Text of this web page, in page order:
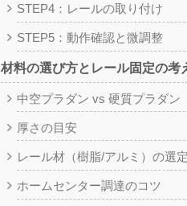
STEP4：レールの取り付け
STEP5：動作確認と微調整
材料の選び方とレール固定の考
中空プラダン vs 硬質プラダン
厚さの目安
レール材（樹脂/アルミ）の選定
ホームセンター調達のコツ